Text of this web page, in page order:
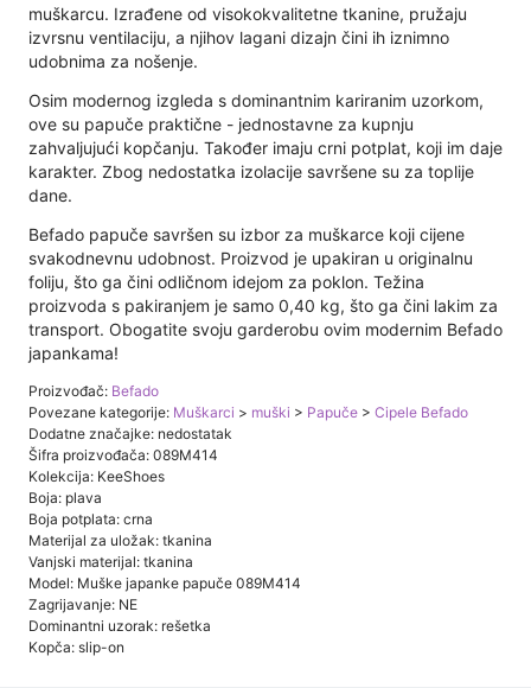
muškarcu. Izrađene od visokokvalitetne tkanine, pružaju
izvrsnu ventilaciju, a njihov lagani dizajn čini ih iznimno
udobnima za nošenje.
Osim modernog izgleda s dominantnim kariranim uzorkom,
ove su papuče praktične - jednostavne za kupnju
zahvaljujući kopčanju. Također imaju crni potplat, koji im daje
karakter. Zbog nedostatka izolacije savršene su za toplije
dane.
Befado papuče savršen su izbor za muškarce koji cijene
svakodnevnu udobnost. Proizvod je upakiran u originalnu
foliju, što ga čini odličnom idejom za poklon. Težina
proizvoda s pakiranjem je samo 0,40 kg, što ga čini lakim za
transport. Obogatite svoju garderobu ovim modernim Befado
japankama!
Proizvođač: Befado
Povezane kategorije: Muškarci > muški > Papuče > Cipele Befado
Dodatne značajke: nedostatak
Šifra proizvođača: 089M414
Kolekcija: KeeShoes
Boja: plava
Boja potplata: crna
Materijal za uložak: tkanina
Vanjski materijal: tkanina
Model: Muške japanke papuče 089M414
Zagrijavanje: NE
Dominantni uzorak: rešetka
Kopča: slip-on